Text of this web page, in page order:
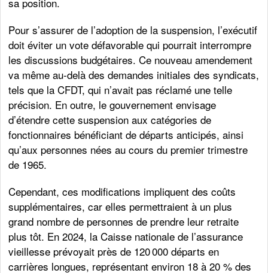
Pour s’assurer de l’adoption de la suspension, l’exécutif
doit éviter un vote défavorable qui pourrait interrompre
les discussions budgétaires. Ce nouveau amendement
va même au-delà des demandes initiales des syndicats,
tels que la CFDT, qui n’avait pas réclamé une telle
précision. En outre, le gouvernement envisage
d’étendre cette suspension aux catégories de
fonctionnaires bénéficiant de départs anticipés, ainsi
qu’aux personnes nées au cours du premier trimestre
de 1965.
Cependant, ces modifications impliquent des coûts
supplémentaires, car elles permettraient à un plus
grand nombre de personnes de prendre leur retraite
plus tôt. En 2024, la Caisse nationale de l’assurance
vieillesse prévoyait près de 120 000 départs en
carrières longues, représentant environ 18 à 20 % des